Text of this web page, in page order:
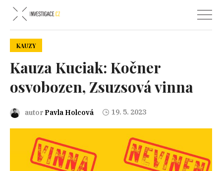
KAUZY
Kauza Kuciak: Kočner
osvobozen, Zsuzsová vinna
autor Pavla Holcová 19. 5. 2023